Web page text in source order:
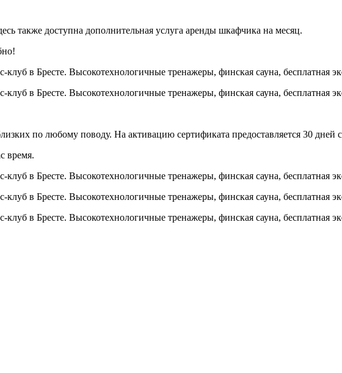
также доступна дополнительная услуга аренды шкафчика на месяц.
по любому поводу. На активацию сертификата предоставляется 30 дней
время.